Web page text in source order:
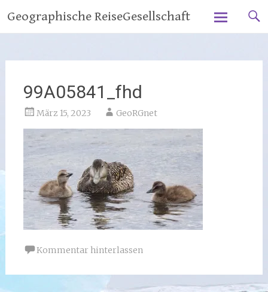
Inhalt
springen
Geographische ReiseGesellschaft
99A05841_fhd
März 15, 2023 GeoRGnet
Kommentar hinterlassen